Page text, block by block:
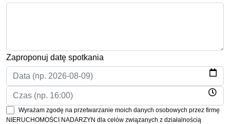
Zaproponuj datę spotkania
Wyrażam zgodę na przetwarzanie moich danych osobowych przez firmę
NIERUCHOMOŚCI NADARZYN dla celów związanych z działalnością